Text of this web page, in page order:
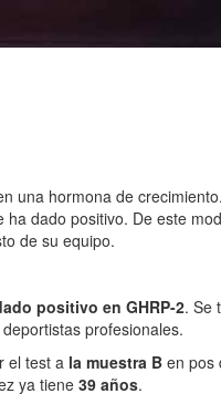
una hormona de crecimiento.
ha dado positivo. De este
de su equipo.
positivo en GHRP-2. Se
profesionales.
el test a la muestra B en pos
ya tiene 39 años.